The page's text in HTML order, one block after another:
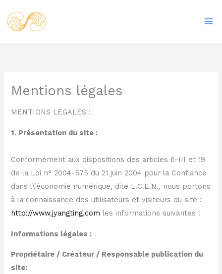
au
contenu
Mentions légales
MENTIONS LEGALES :
1. Présentation du site :
Conformément aux dispositions des articles 6-III et 19
de la Loi n° 2004-575 du 21 juin 2004 pour la Confiance
dans l\’économie numérique, dite L.C.E.N., nous portons
à la connaissance des utilisateurs et visiteurs du site :
http://www.jyangting.com les informations suivantes :
Informations légales :
Propriétaire / Créateur / Responsable publication du
site: